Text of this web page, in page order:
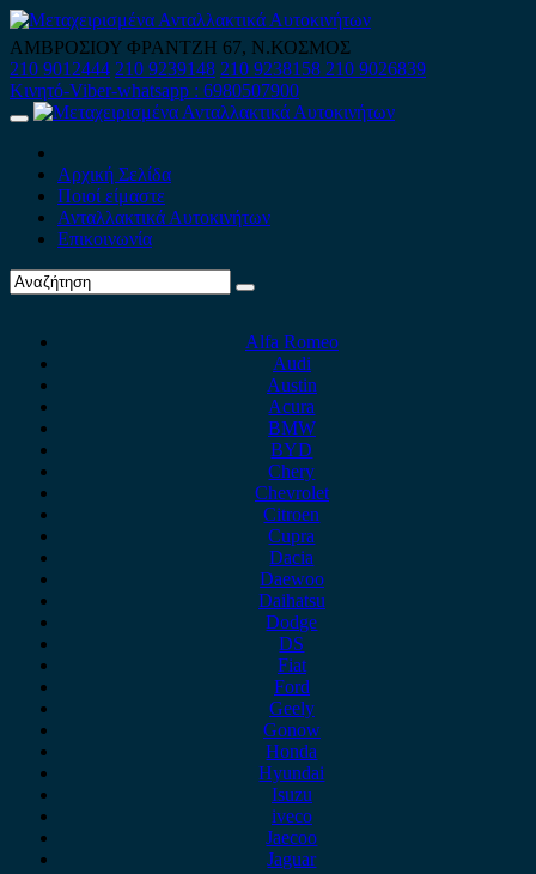
Skip
to
content
ΑΜΒΡΟΣΙΟΥ ΦΡΑΝΤΖΗ 67, Ν.ΚΟΣΜΟΣ
210 9012444 210 9239148 210 9238158 210 9026839
Κινητό-Viber-whatsapp : 6980507900
Primary
Αρχική Σελίδα
Ποιοί είμαστε
Ανταλλακτικά Αυτοκινήτων
Επικοινωνία
Alfa Romeo
Audi
Austin
Acura
BMW
BYD
Chery
Chevrolet
Citroen
Cupra
Dacia
Daewoo
Daihatsu
Dodge
DS
Fiat
Ford
Geely
Gonow
Honda
Hyundai
Isuzu
iveco
Jaecoo
Jaguar